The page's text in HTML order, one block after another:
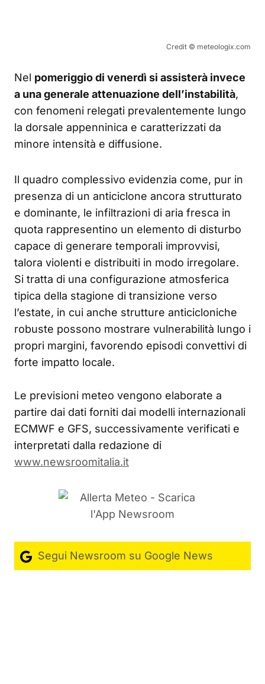
Credit © meteologix.com
Nel pomeriggio di venerdì si assisterà invece
a una generale attenuazione dell’instabilità,
con fenomeni relegati prevalentemente lungo
la dorsale appenninica e caratterizzati da
minore intensità e diffusione.
Il quadro complessivo evidenzia come, pur in
presenza di un anticiclone ancora strutturato
e dominante, le infiltrazioni di aria fresca in
quota rappresentino un elemento di disturbo
capace di generare temporali improvvisi,
talora violenti e distribuiti in modo irregolare.
Si tratta di una configurazione atmosferica
tipica della stagione di transizione verso
l’estate, in cui anche strutture anticicloniche
robuste possono mostrare vulnerabilità lungo i
propri margini, favorendo episodi convettivi di
forte impatto locale.
Le previsioni meteo vengono elaborate a
partire dai dati forniti dai modelli internazionali
ECMWF e GFS, successivamente verificati e
interpretati dalla redazione di
www.newsroomitalia.it
Segui Newsroom su Google News